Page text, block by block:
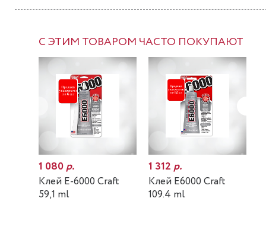
С ЭТИМ ТОВАРОМ ЧАСТО ПОКУПАЮТ
1 080р.
Клей E-6000 Craft
59,1 ml
1 312р.
Клей E6000 Craft
109.4 ml